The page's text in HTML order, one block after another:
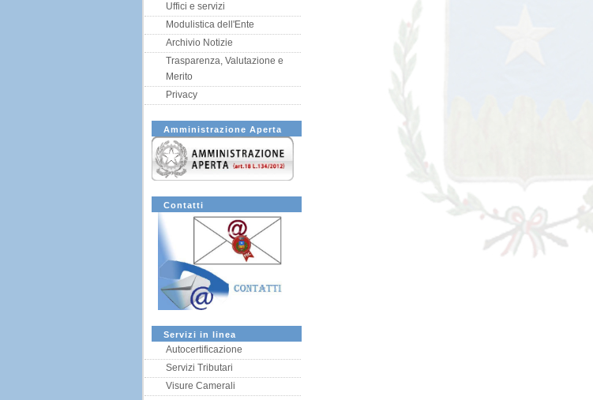
Uffici e servizi
Modulistica dell'Ente
Archivio Notizie
Trasparenza, Valutazione e
Merito
Privacy
Amministrazione Aperta
Contatti
Servizi in linea
Autocertificazione
Servizi Tributari
Visure Camerali